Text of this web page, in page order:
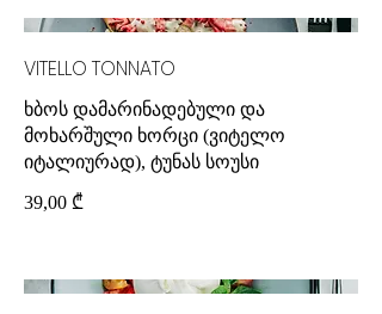
VITELLO TONNATO
ხბოს დამარინადებული და
მოხარშული ხორცი (ვიტელო
იტალიურად), ტუნას სოუსი
39,00 ₾